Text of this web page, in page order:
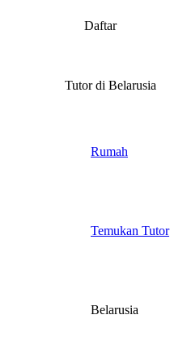
Daftar
Tutor di Belarusia
Rumah
Temukan Tutor
Belarusia